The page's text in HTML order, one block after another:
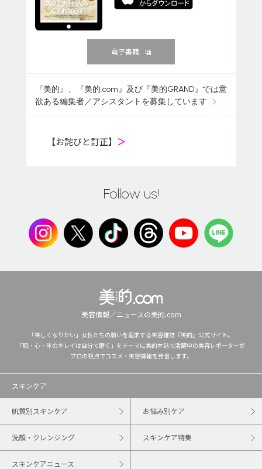
電子書籍
『美的』、『美的.com』及び『美的GRAND』では意
欲ある編集者／アシスタントを募集しています
【お詫びと訂正】 ＞
Follow us!
美容情報／ニュースの美的.com
「美しくなりたい」女性たちの願いを追求する美容雑誌『美的』公式サイト。
「肌・心・体のキレイは自分で磨く」をテーマに美的本誌で活躍中の美容レポーターが
プロの視点でコスメ・美容情報を発信します。
スキンケア
肌質別スキンケア お悩み別ケア
洗顔・クレンジング スキンケア特集
スキンケアニュース